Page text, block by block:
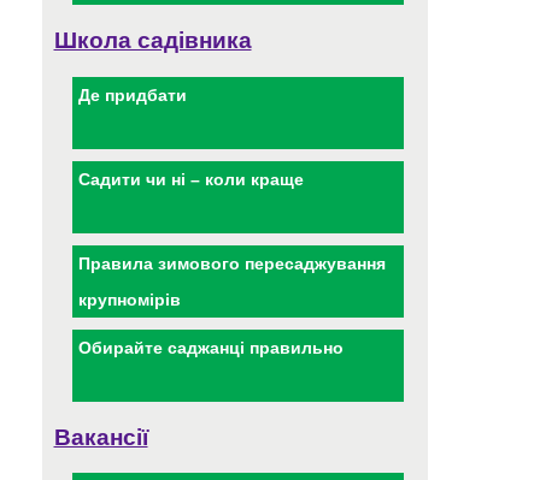
Школа садівника
Де придбати
Садити чи ні – коли краще
Правила зимового пересаджування
крупномірів
Обирайте саджанці правильно
Вакансії